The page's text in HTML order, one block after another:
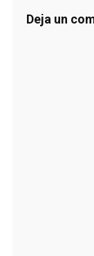
Deja un